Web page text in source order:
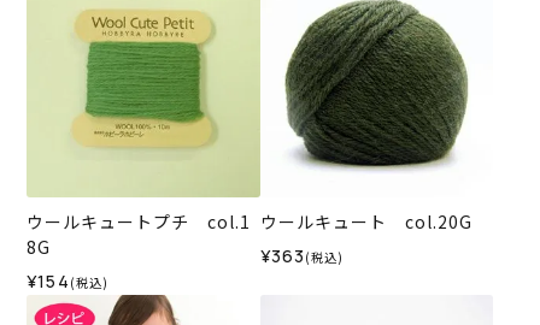
ウールキュートプチ col.1
8G
¥154 (税込)
ウールキュート col.20G
¥363 (税込)